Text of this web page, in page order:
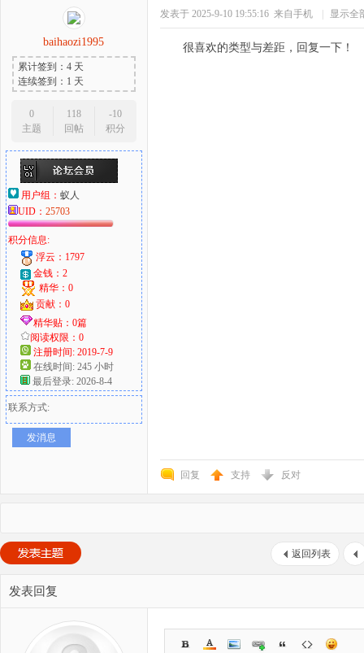
baihaozi1995
累计签到：4 天
连续签到：1 天
0
主题
118
回帖
-10
积分
用户组： 蚁人
UID： 25703
积分信息:
浮云：1797
金钱：2
精华：0
贡献：0
精华贴：0篇
阅读权限：0
注册时间: 2019-7-9
在线时间: 245 小时
最后登录: 2026-8-4
联系方式:
发消息
发表于 2025-9-10 19:55:16 来自手机 显示全
很喜欢的类型与差距，回复一下！
回复 支持 反对
返回列表
发表回复